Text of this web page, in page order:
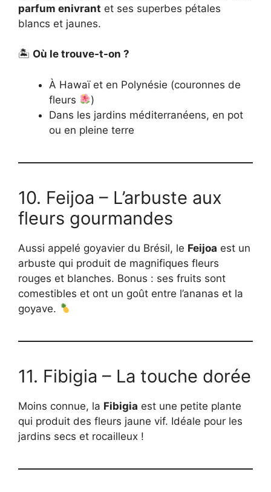
parfum enivrant et ses superbes pétales
blancs et jaunes.
🏝 Où le trouve-t-on ?
À Hawaï et en Polynésie (couronnes de
fleurs
)
Dans les jardins méditerranéens, en pot
ou en pleine terre
10. Feijoa – L’arbuste aux
fleurs gourmandes
Aussi appelé goyavier du Brésil, le Feijoa est un
arbuste qui produit de magnifiques fleurs
rouges et blanches. Bonus : ses fruits sont
comestibles et ont un goût entre l’ananas et la
goyave.
11. Fibigia – La touche dorée
Moins connue, la Fibigia est une petite plante
qui produit des fleurs jaune vif. Idéale pour les
jardins secs et rocailleux !